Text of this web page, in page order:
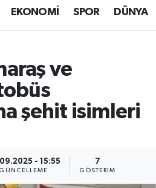
EKONOMİ SPOR DÜNYA
ve
şehit isimleri
- 15:55
GÜNCELLEME
7
GÖSTERIM
Haritası
ve Fikstür